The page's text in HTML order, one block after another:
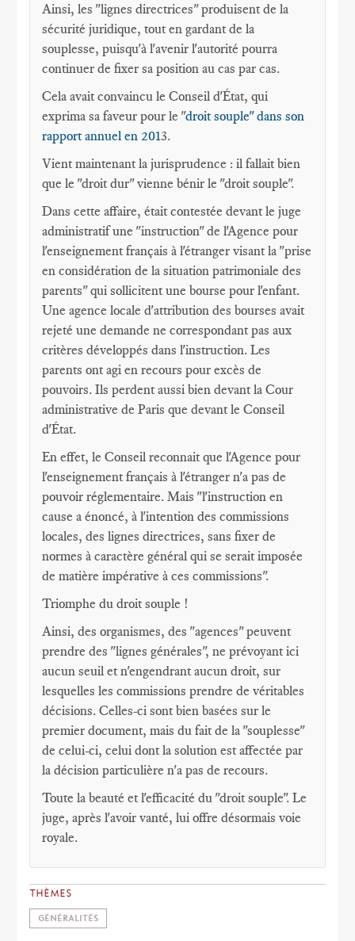
Ainsi, les "lignes directrices" produisent de la
sécurité juridique, tout en gardant de la
souplesse, puisqu'à l'avenir l'autorité pourra
continuer de fixer sa position au cas par cas.
Cela avait convaincu le Conseil d'État, qui
exprima sa faveur pour le "droit souple" dans son
rapport annuel en 2013.
Vient maintenant la jurisprudence : il fallait bien
que le "droit dur" vienne bénir le "droit souple".
Dans cette affaire, était contestée devant le juge
administratif une "instruction" de l'Agence pour
l'enseignement français à l'étranger visant la "prise
en considération de la situation patrimoniale des
parents" qui sollicitent une bourse pour l'enfant.
Une agence locale d'attribution des bourses avait
rejeté une demande ne correspondant pas aux
critères développés dans l'instruction. Les
parents ont agi en recours pour excès de
pouvoirs. Ils perdent aussi bien devant la Cour
administrative de Paris que devant le Conseil
d'État.
En effet, le Conseil reconnait que l'Agence pour
l'enseignement français à l'étranger n'a pas de
pouvoir réglementaire. Mais "l'instruction en
cause a énoncé, à l'intention des commissions
locales, des lignes directrices, sans fixer de
normes à caractère général qui se serait imposée
de matière impérative à ces commissions".
Triomphe du droit souple !
Ainsi, des organismes, des "agences" peuvent
prendre des "lignes générales", ne prévoyant ici
aucun seuil et n'engendrant aucun droit, sur
lesquelles les commissions prendre de véritables
décisions. Celles-ci sont bien basées sur le
premier document, mais du fait de la "souplesse"
de celui-ci, celui dont la solution est affectée par
la décision particulière n'a pas de recours.
Toute la beauté et l'efficacité du "droit souple". Le
juge, après l'avoir vanté, lui offre désormais voie
royale.
THÈMES
GÉNÉRALITÉS